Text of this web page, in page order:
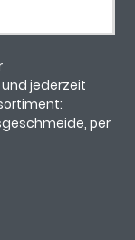
jederzeit
per